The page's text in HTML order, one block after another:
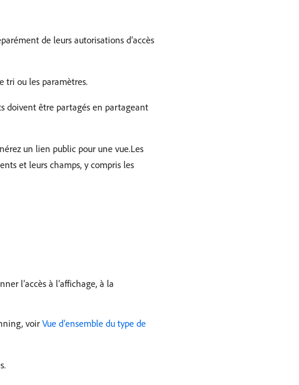
de leurs autorisations d’accès
tri ou les paramètres.
doivent être partagés en partageant
un lien public pour une vue.Les
et leurs champs, y compris les
l’accès à l’affichage, à la
voir Vue d’ensemble du type de